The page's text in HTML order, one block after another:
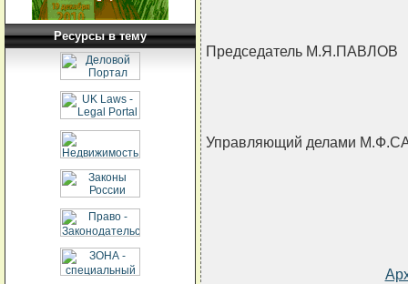
Ресурсы в тему
Председатель М.Я.ПАВЛОВ
Управляющий делами